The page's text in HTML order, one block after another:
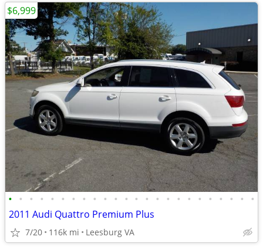
• • • • • • • • • • • • • • • • • • • • • • • •
2011 Audi Quattro Premium Plus
7/20 116k mi Leesburg VA
$6,999